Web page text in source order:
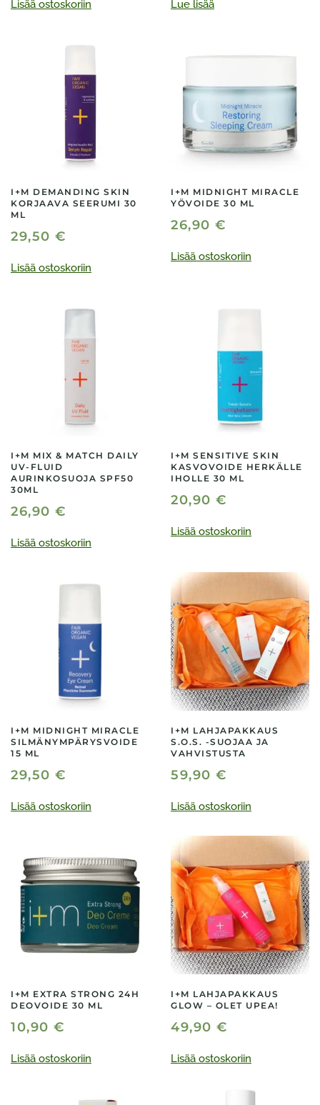
Lisää ostoskoriin Lue lisää
I+M DEMANDING SKIN
KORJAAVA SEERUMI 30
ML
29,50 €
Lisää ostoskoriin
I+M MIDNIGHT MIRACLE
YÖVOIDE 30 ML
26,90 €
Lisää ostoskoriin
I+M MIX & MATCH DAILY
UV-FLUID
AURINKOSUOJA SPF50
30ML
26,90 €
Lisää ostoskoriin
I+M SENSITIVE SKIN
KASVOVOIDE HERKÄLLE
IHOLLE 30 ML
20,90 €
Lisää ostoskoriin
I+M MIDNIGHT MIRACLE
SILMÄNYMPÄRYSVOIDE
15 ML
29,50 €
Lisää ostoskoriin
I+M LAHJAPAKKAUS
S.O.S. -SUOJAA JA
VAHVISTUSTA
59,90 €
Lisää ostoskoriin
I+M EXTRA STRONG 24H
DEOVOIDE 30 ML
10,90 €
Lisää ostoskoriin
I+M LAHJAPAKKAUS
GLOW – OLET UPEA!
49,90 €
Lisää ostoskoriin